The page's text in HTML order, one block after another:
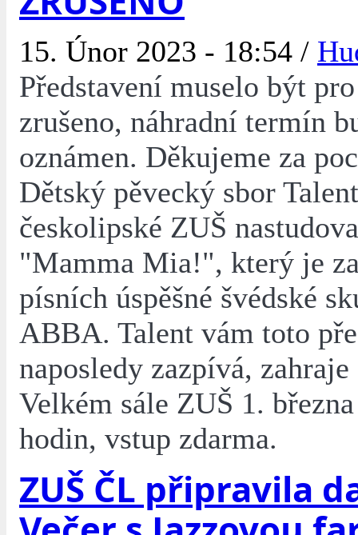
15. Únor 2023 - 18:54 /
Představení muselo být
zrušeno, náhradní termín
oznámen. Děkujeme za
Dětský pěvecký sbor
českolipské ZUŠ
"Mamma Mia!", který je
písních úspěšné švédské
ABBA. Talent vám toto
naposledy zazpívá,
Velkém sále ZUŠ 1.
hodin, vstup zdarma.
ZUŠ ČL připravila